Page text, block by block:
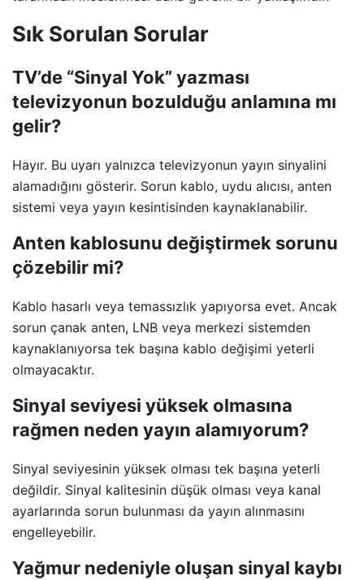
Sık Sorulan Sorular
TV’de “Sinyal Yok” yazması
televizyonun bozulduğu anlamına mı
gelir?
Hayır. Bu uyarı yalnızca televizyonun yayın sinyalini
alamadığını gösterir. Sorun kablo, uydu alıcısı, anten
sistemi veya yayın kesintisinden kaynaklanabilir.
Anten kablosunu değiştirmek sorunu
çözebilir mi?
Kablo hasarlı veya temassızlık yapıyorsa evet. Ancak
sorun çanak anten, LNB veya merkezi sistemden
kaynaklanıyorsa tek başına kablo değişimi yeterli
olmayacaktır.
Sinyal seviyesi yüksek olmasına
rağmen neden yayın alamıyorum?
Sinyal seviyesinin yüksek olması tek başına yeterli
değildir. Sinyal kalitesinin düşük olması veya kanal
ayarlarında sorun bulunması da yayın alınmasını
engelleyebilir.
Yağmur nedeniyle oluşan sinyal kaybı